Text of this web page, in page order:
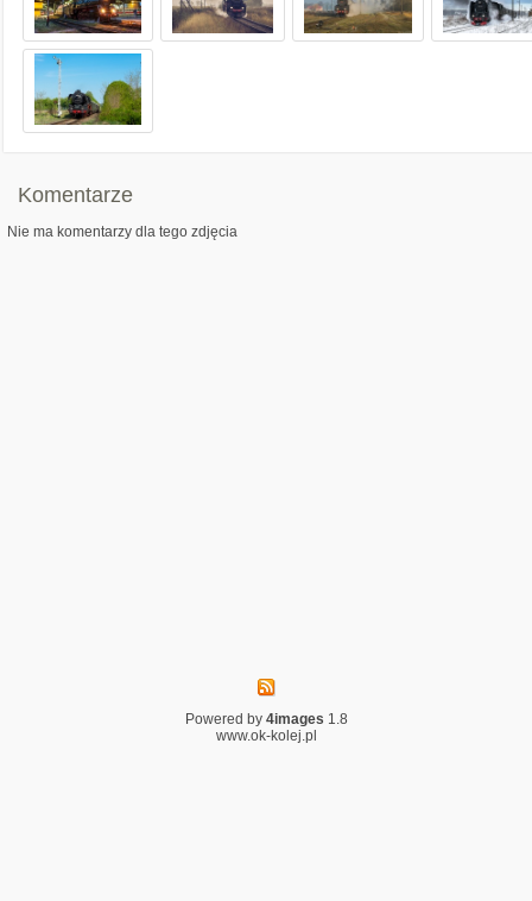
Komentarze
Nie ma komentarzy dla tego zdjęcia
Powered by 4images 1.8
www.ok-kolej.pl